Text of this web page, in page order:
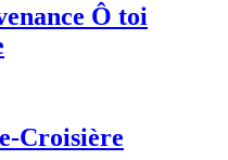
Ô toi
Croisière